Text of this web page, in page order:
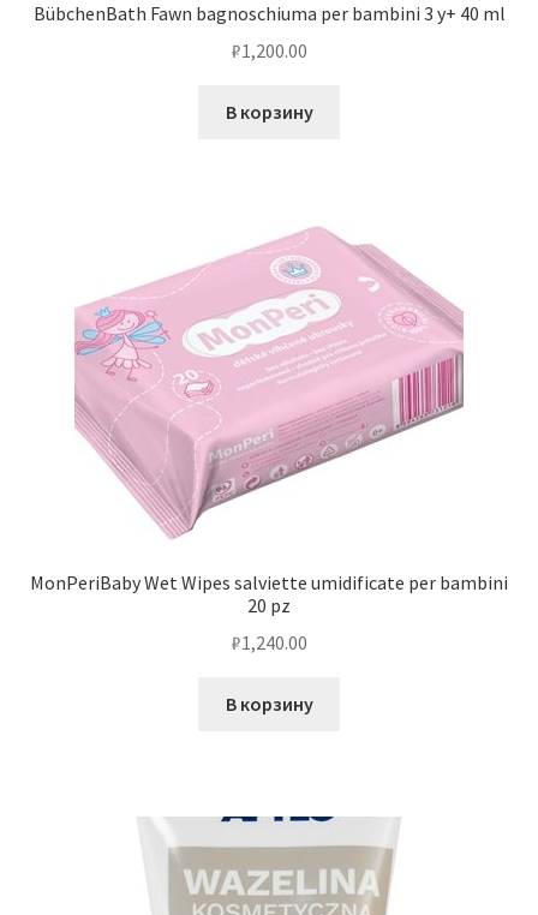
BübchenBath Fawn bagnoschiuma per bambini 3 y+ 40 ml
₽1,200.00
В корзину
MonPeriBaby Wet Wipes salviette umidificate per bambini
20 pz
₽1,240.00
В корзину